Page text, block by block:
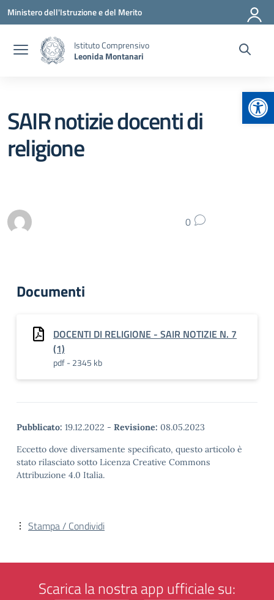
Vai ai contenuti
Vai al menu di navigazione
Vai al footer
Ministero dell'Istruzione e del Merito
Istituto Comprensivo
Leonida Montanari
SAIR notizie docenti di
religione
0
Documenti
DOCENTI DI RELIGIONE - SAIR NOTIZIE N. 7
(1)
pdf - 2345 kb
Pubblicato: 19.12.2022 - Revisione: 08.05.2023
Eccetto dove diversamente specificato, questo articolo è
stato rilasciato sotto Licenza Creative Commons
Attribuzione 4.0 Italia.
Stampa / Condividi
Scarica la nostra app ufficiale su: